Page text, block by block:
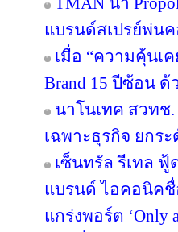
แบรนด์สเปรย์พ่น
เมื่อ “ความคุ้นเ
Brand 15 ปีซ้อน
นาโนเทค สวทช
เฉพาะธุรกิจ ยกร
เซ็นทรัล รีเทล ฟู้
แบรนด์ ไอคอนิคชื่
แกร่งพอร์ต